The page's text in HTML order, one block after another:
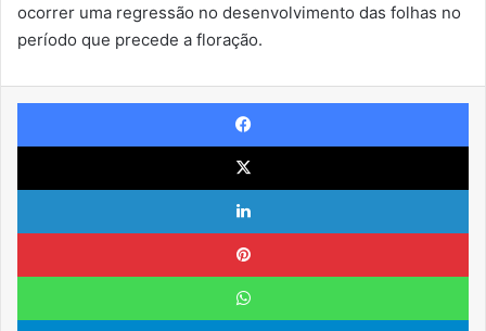
ocorrer uma regressão no desenvolvimento das folhas no
período que precede a floração.